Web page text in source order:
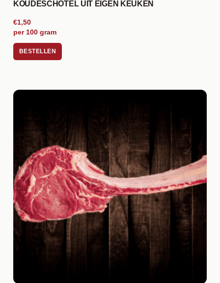
KOUDESCHOTEL UIT EIGEN KEUKEN
€1,50
per 100 gram
BESTELLEN